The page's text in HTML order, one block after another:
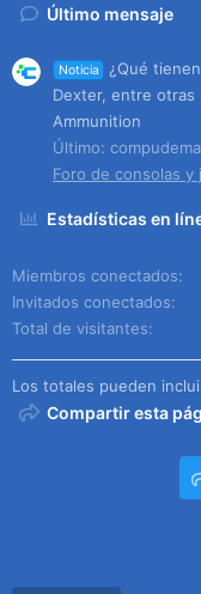
Último mensaje
Noticia
¿Qué
Dexter, entre otras
Ammunition
Último:
Foro de consolas y
Estadísticas en
Miembros conectados
Invitados conectados
Total de visitantes
Los totales pueden
Compartir esta